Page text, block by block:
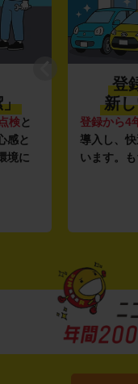
録から4年未満の
しい車がいっぱ
4年未満の新しいクルマ
快適な車両の提供を追求
もちろん追加料金は0円